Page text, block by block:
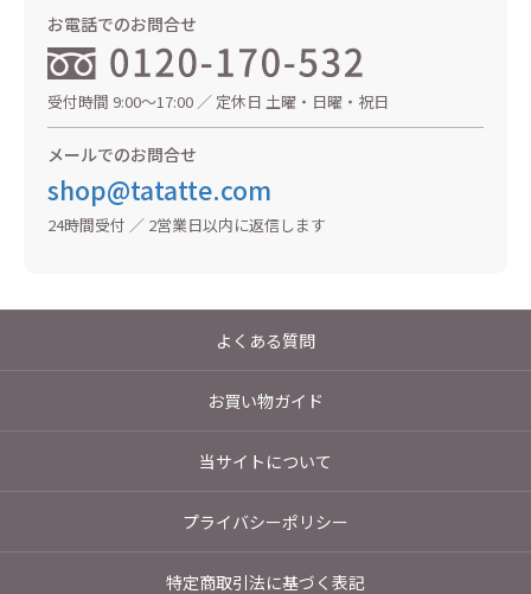
お電話でのお問合せ
受付時間 9:00〜17:00 ／ 定休日 土曜・日曜・祝日
メールでのお問合せ
shop@tatatte.com
24時間受付 ／ 2営業日以内に返信します
よくある質問
お買い物ガイド
当サイトについて
プライバシーポリシー
特定商取引法に基づく表記